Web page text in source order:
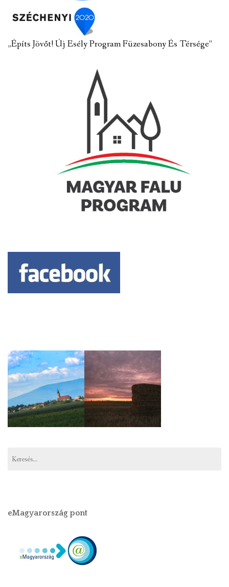
„Építs Jövőt! Új Esély Program Füzesabony És Térsége”
eMagyarország pont